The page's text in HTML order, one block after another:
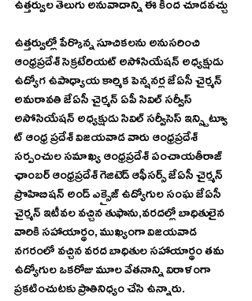
ఉత్తర్వుల తెలుగు అనువాదాన్ని ఈ కింద చూడవచ్చు
ఉత్తర్వుల్లో పేర్కొన్న సూచికలను అనుసరించి
ఆంధ్రప్రదేశ్ సెక్రటేరియట్ అసోసియేషన్ అధ్యక్షుడు
ఉద్యోగ ఉపాధ్యాయ కార్మిక పెన్షనర్ల జేఏసీ చైర్మన్
అమరావతి జేఏసీ చైర్మన్ ఏపీ సివిల్ సర్వీస్
అసోసియేషన్ అధ్యక్షుడు సివిల్ సర్వీసెస్ ఇన్స్టిట్యూ
ట్ ఆంధ్ర ప్రదేశ్ విజయవాడ వారు ఆంధ్రప్రదేశ్
సర్పంచుల సమాఖ్య ఆంధ్రప్రదేశ్ పంచాయతీరాజ్
ఛాంబర్ ఆంధ్రప్రదేశ్ గెజిటెడ్ ఆఫీసర్స్ జేఏసీ చైర్మన్
ప్రొహిబిషన్ అండ్ ఎక్సైజ్ ఉద్యోగుల సంఘ జేఏసీ
చైర్మన్ ఇటీవల వచ్చిన తుఫాను,వరదల్లో బాధితులైన
వారికి సహాయార్థం, ముఖ్యంగా విజయవాడ
నగరంలో వచ్చిన వరద బాధితుల సహాయార్థం తమ
ఉద్యోగుల ఒకరోజు మూల వేతనాన్ని విరాళంగా
ప్రకటించుటకు ప్రాతినిధ్యం చేసి ఉన్నారు.